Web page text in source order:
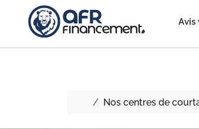
Avis
Nos centres de